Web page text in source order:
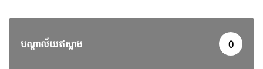
បណ្តាល័យឥស្លាម 0